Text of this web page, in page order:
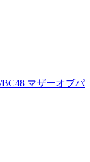
マザーオブパ